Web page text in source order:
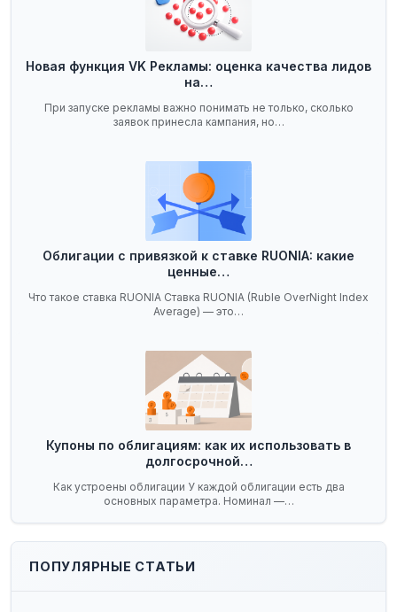
Новая функция VK Рекламы: оценка качества лидов
на…
При запуске рекламы важно понимать не только, сколько
заявок принесла кампания, но…
Облигации с привязкой к ставке RUONIA: какие
ценные…
Что такое ставка RUONIA Ставка RUONIA (Ruble OverNight Index
Average) — это…
Купоны по облигациям: как их использовать в
долгосрочной…
Как устроены облигации У каждой облигации есть два
основных параметра. Номинал —…
ПОПУЛЯРНЫЕ СТАТЬИ